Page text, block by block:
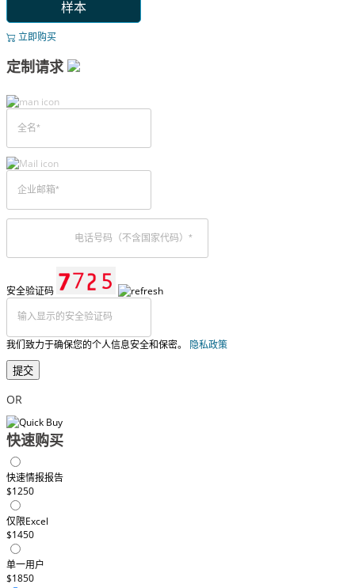
样本
立即购买
定制请求
安全验证码
我们致力于确保您的个人信息安全和保密。 隐私政策
提交
OR
快速购买
快速情报报告
$1250
仅限Excel
$1450
单一用户
$1850